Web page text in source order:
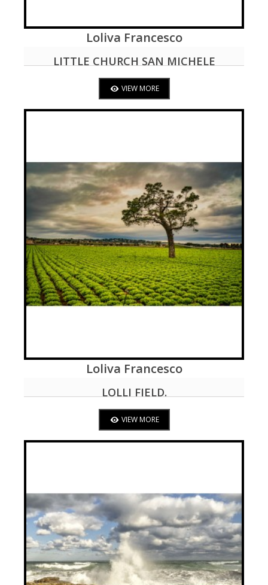
VIEW MORE
Loliva Francesco
LITTLE CHURCH SAN MICHELE
VIEW MORE
VIEW MORE
Loliva Francesco
LOLLI FIELD.
VIEW MORE